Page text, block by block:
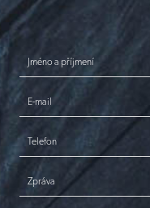
Jméno a příjmení
E-mail
Telefon
Zpráva